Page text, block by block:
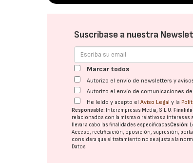
Suscríbase a nuestra
Marcar todos
Autorizo el envío de newsletters y
Autorizo el envío de comunicaciones
He leído y acepto elAviso Legal y la
Responsable: Interempresas Media, S.L.U.
relacionados con la misma o relativos a intereses
llevar a cabo las finalidades especificadasCesión:
Acceso, rectificación, oposición, supresión,
considera que el tratamiento no se ajusta a la
Datos